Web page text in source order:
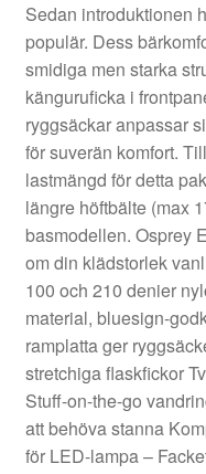
Sedan introduktionen
populär. Dess
smidiga men starka
känguruficka i
ryggsäckar anpassar
för suverän komfort.
lastmängd för detta
längre höftbälte (max
basmodellen. Osprey
om din klädstorlek
100 och 210 denier
material, bluesign-
ramplatta ger
stretchiga flaskfickor
Stuff-on-the-go
att behöva stanna
för LED-lampa –